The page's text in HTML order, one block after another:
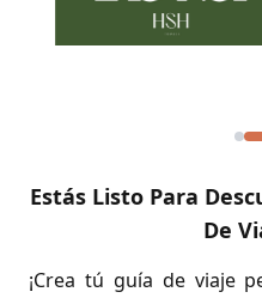
Estás Listo Para
De
¡Crea tú guía de viaje